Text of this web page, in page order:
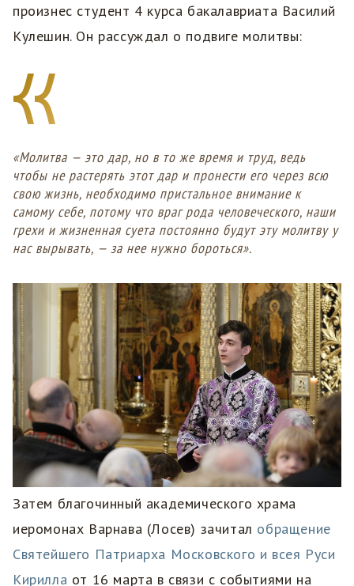
произнес студент 4 курса бакалавриата Василий
Кулешин. Он рассуждал о подвиге молитвы:
«Молитва — это дар, но в то же время и труд, ведь
чтобы не растерять этот дар и пронести его через всю
свою жизнь, необходимо пристальное внимание к
самому себе, потому что враг рода человеческого, наши
грехи и жизненная суета постоянно будут эту молитву у
нас вырывать, — за нее нужно бороться».
Затем благочинный академического храма
иеромонах Варнава (Лосев) зачитал обращение
Святейшего Патриарха Московского и всея Руси
Кирилла от 16 марта в связи с событиями на